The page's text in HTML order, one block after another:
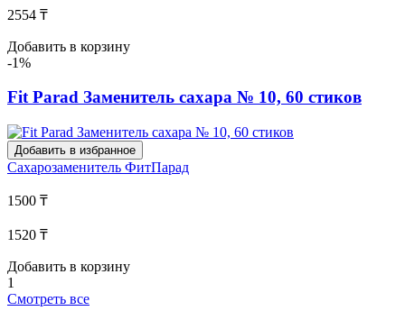
2554 ₸
Добавить в корзину
-1%
Fit Parad Заменитель сахара № 10, 60 стиков
Добавить в избранное
Сахарозаменитель ФитПарад
1500 ₸
1520 ₸
Добавить в корзину
1
Смотреть все